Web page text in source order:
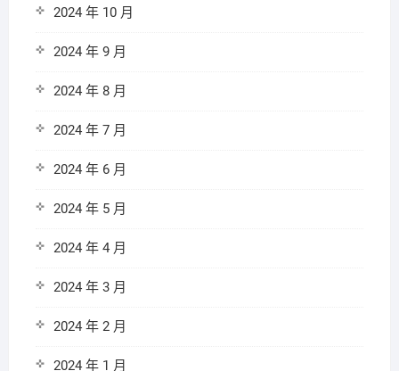
2024 年 10 月
2024 年 9 月
2024 年 8 月
2024 年 7 月
2024 年 6 月
2024 年 5 月
2024 年 4 月
2024 年 3 月
2024 年 2 月
2024 年 1 月